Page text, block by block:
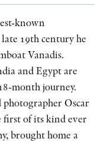
known
19th century he
Vanadis.
and Egypt are
month journey.
Oscar
of its kind ever
brought home a